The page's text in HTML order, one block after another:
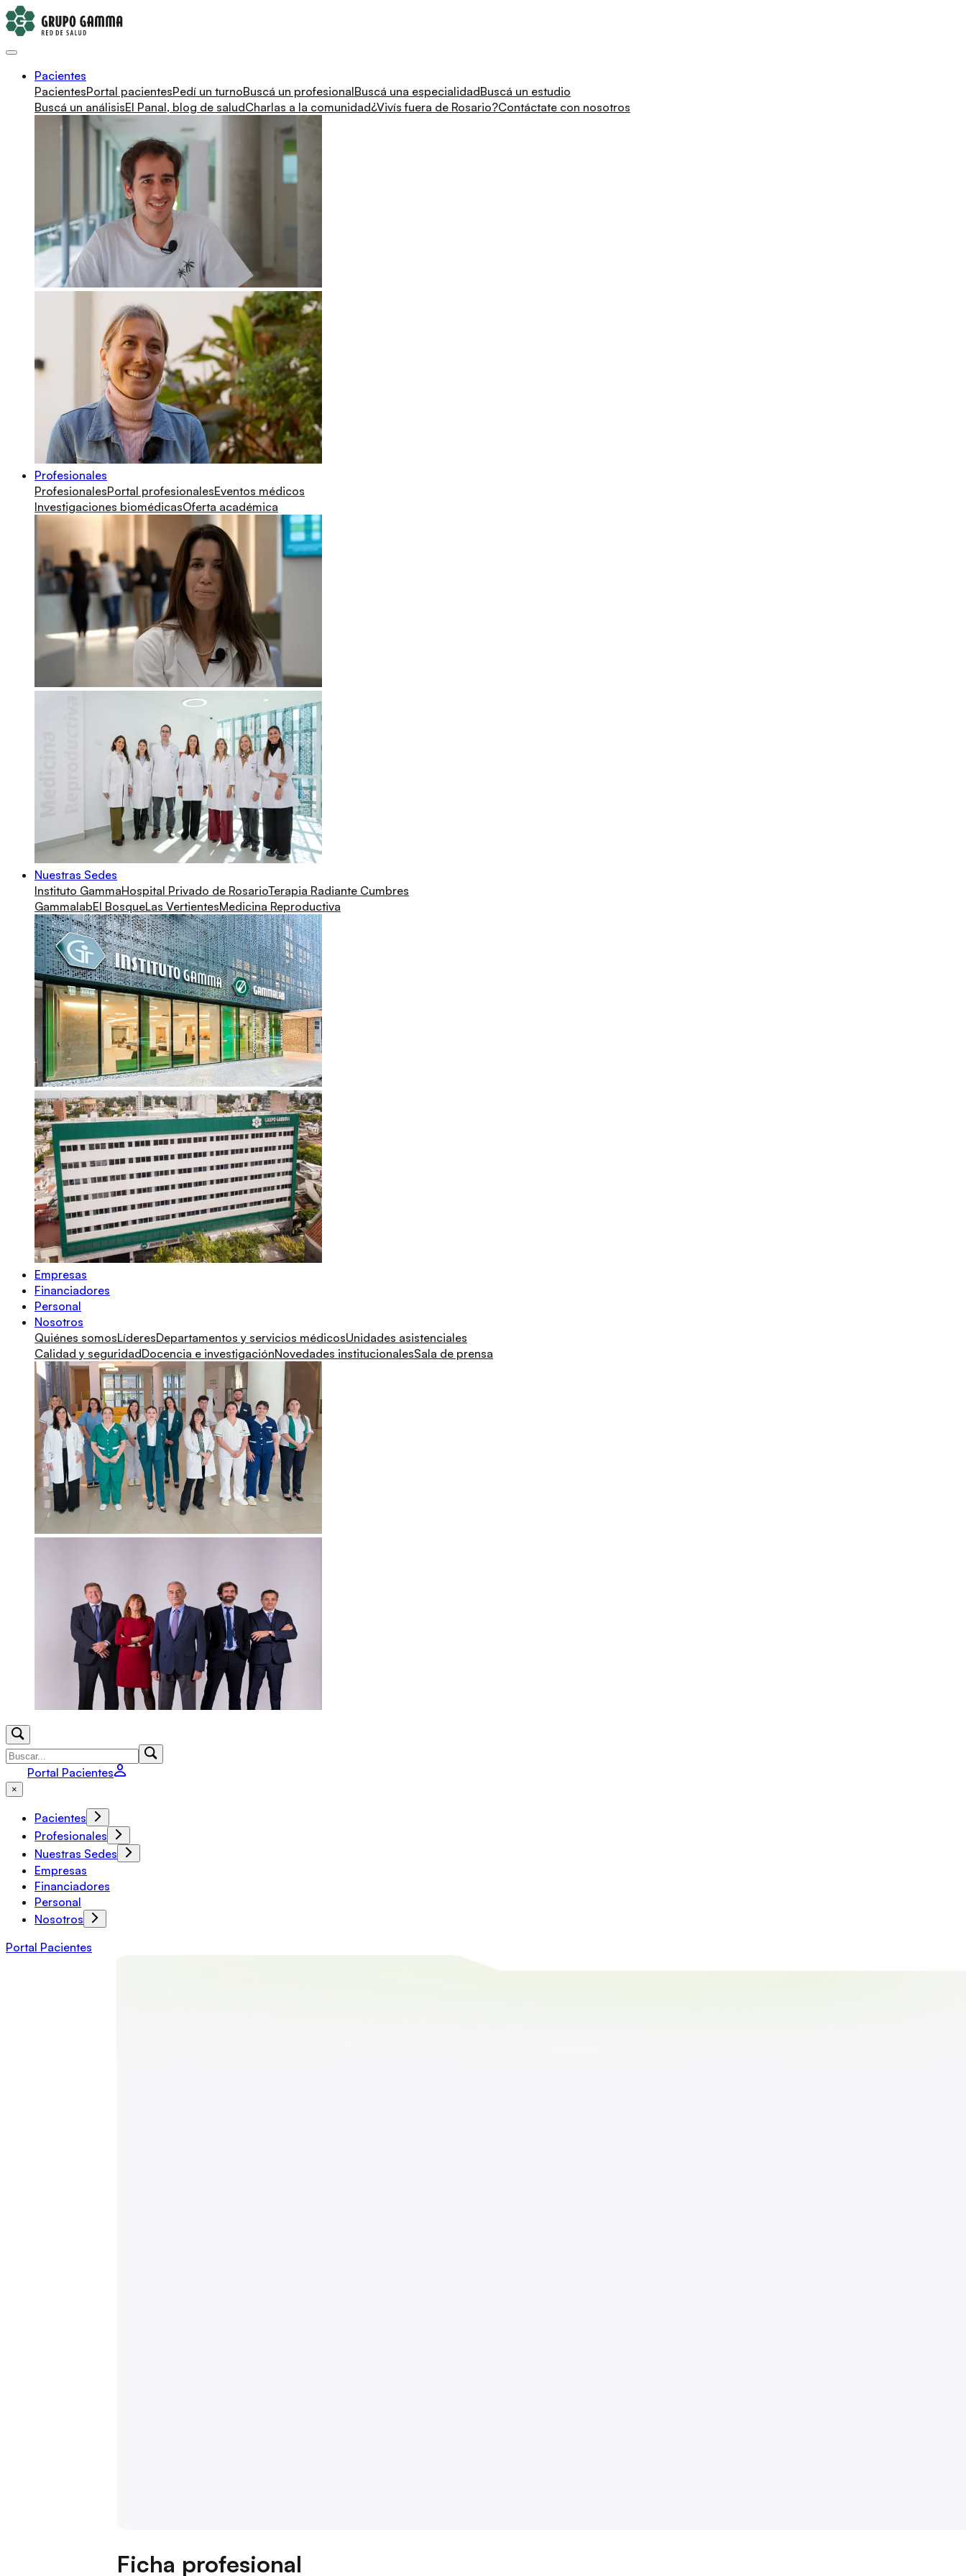
Pacientes
PacientesPortal pacientesPedí un turnoBuscá un profesionalBuscá una especialidadBuscá un estudio
Buscá un análisisEl Panal, blog de saludCharlas a la comunidad¿Vivís fuera de Rosario?Contáctate con nosotros
Profesionales
ProfesionalesPortal profesionalesEventos médicos
Investigaciones biomédicasOferta académica
Nuestras Sedes
Instituto GammaHospital Privado de RosarioTerapia Radiante Cumbres
GammalabEl BosqueLas VertientesMedicina Reproductiva
Empresas
Financiadores
Personal
Nosotros
Quiénes somosLíderesDepartamentos y servicios médicosUnidades asistenciales
Calidad y seguridadDocencia e investigaciónNovedades institucionalesSala de prensa
Portal Pacientes
×
Pacientes
Profesionales
Nuestras Sedes
Empresas
Financiadores
Personal
Nosotros
Portal Pacientes
Ficha profesional